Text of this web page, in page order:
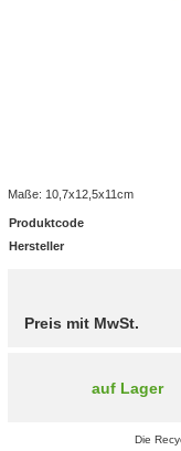
Maße: 10,7x12,5x11cm
Produktcode
Hersteller
Preis mit MwSt.
auf Lager
Die